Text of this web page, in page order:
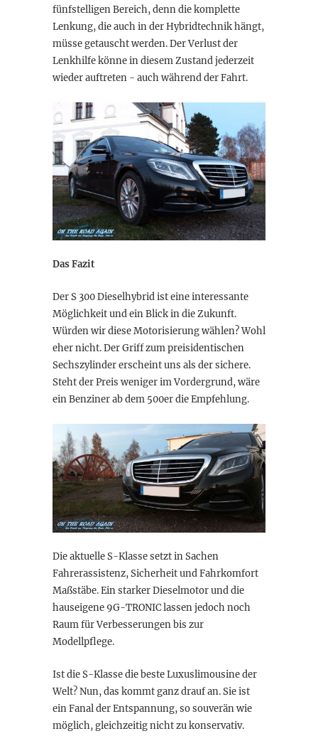
fünfstelligen Bereich, denn die komplette
Lenkung, die auch in der Hybridtechnik hängt,
müsse getauscht werden. Der Verlust der
Lenkhilfe könne in diesem Zustand jederzeit
wieder auftreten - auch während der Fahrt.
Das Fazit
Der S 300 Dieselhybrid ist eine interessante
Möglichkeit und ein Blick in die Zukunft.
Würden wir diese Motorisierung wählen? Wohl
eher nicht. Der Griff zum preisidentischen
Sechszylinder erscheint uns als der sichere.
Steht der Preis weniger im Vordergrund, wäre
ein Benziner ab dem 500er die Empfehlung.
Die aktuelle S-Klasse setzt in Sachen
Fahrerassistenz, Sicherheit und Fahrkomfort
Maßstäbe. Ein starker Dieselmotor und die
hauseigene 9G-TRONIC lassen jedoch noch
Raum für Verbesserungen bis zur
Modellpflege.
Ist die S-Klasse die beste Luxuslimousine der
Welt? Nun, das kommt ganz drauf an. Sie ist
ein Fanal der Entspannung, so souverän wie
möglich, gleichzeitig nicht zu konservativ.